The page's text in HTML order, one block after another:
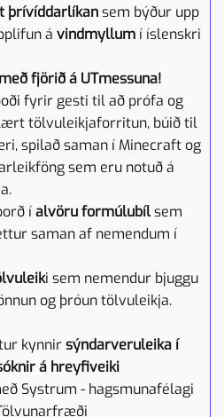
þrívíddarlíkansem býður upp
á vindmyllum í íslenskri
fjörið á UTmessuna!
fyrir gesti til að prófa og
tölvuleikjaforritun, búið til
spilað saman í Minecraft og
sem eru notuð á
íalvöru formúlubílsem
saman af nemendum í
i sem nemendur bjuggu
og þróun tölvuleikja.
kynnirsýndarveruleika í
á hreyfiveiki
Systrum - hagsmunafélagi